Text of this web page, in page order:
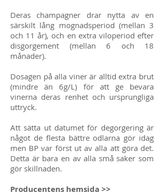
Deras champagner drar nytta av en
särskilt lång mognadsperiod (mellan 3
och 11 år), och en extra viloperiod efter
disgorgement (mellan 6 och 18
månader).
Dosagen på alla viner är alltid extra brut
(mindre än 6g/L) för att ge bevara
vinerna deras renhet och ursprungliga
uttryck.
Att sätta ut datumet för degorgering är
något de flesta bättre odlarna gör idag
men BP var först ut av alla att göra det.
Detta är bara en av alla små saker som
gör skillnaden.
Producentens hemsida >>